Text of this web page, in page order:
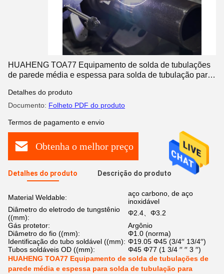
HUAHENG TOA77 Equipamento de solda de tubulações
de parede média e espessa para solda de tubulação para
Detalhes do produto
Documento: Folheto PDF do produto
Termos de pagamento e envio
Obtenha o melhor preço
Detalhes do produto Descrição do produto
Material Weldable:
aço carbono, de aço
inoxidável
Diâmetro do eletrodo de tungstênio
((mm):
Φ2.4、Φ3.2
Gás protetor:
Argônio
Diâmetro do fio ((mm):
Φ1.0 (norma)
Identificação do tubo soldável ((mm): Φ19.05 Φ45 (3/4′′ 13/4′′)
Tubos soldáveis OD ((mm):
Φ45 Φ77 (1 3/4 ′′ ′′ 3 ′′)
HUAHENG TOA77 Equipamento de solda de tubulações de
parede média e espessa para solda de tubulação para